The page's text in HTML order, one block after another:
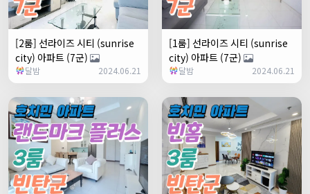
[2룸] 선라이즈 시티 (sunrise
city) 아파트 (7군)
달밤 2024.06.21
[1룸] 선라이즈 시티 (sunrise
city) 아파트 (7군)
달밤 2024.06.21